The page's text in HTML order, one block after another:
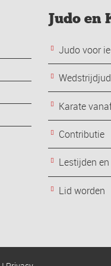
Judo en
Judo voor
Karate
Contributie
Lestijden
Lid worden